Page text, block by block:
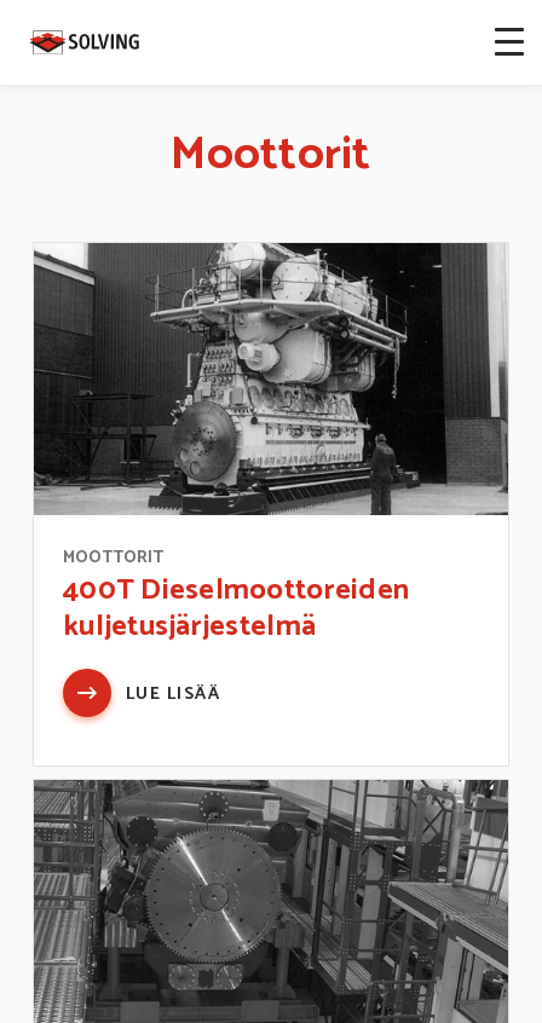
Moottorit
MOOTTORIT
400T Dieselmoottoreiden
kuljetusjärjestelmä
LUE LISÄÄ